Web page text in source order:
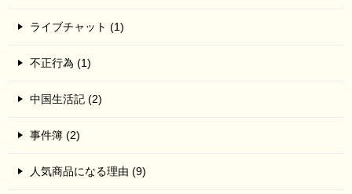
ライブチャット (1)
不正行為 (1)
中国生活記 (2)
事件簿 (2)
人気商品になる理由 (9)